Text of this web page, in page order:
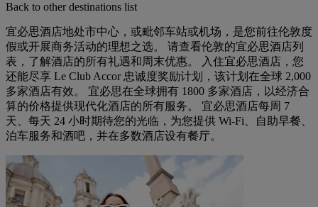
Back to other destinations list
宜必思酒店地处市中心，或毗邻车站或机场，是您前往伦敦度
假或开展商务活动的理想之选。 请查看伦敦的宜必思酒店列
表，了解酒店的所有礼遇和周末优惠。 入住宜必思酒店，您
还能尽享 Le Club Accor 忠诚度奖励计划，该计划在全球 2,000
多家酒店有效。 宜必思在全球拥有 1800 多家酒店，以经济合
算的价格提供现代化酒店的所有服务。 宜必思酒店每周 7
天、每天 24 小时期待您的光临，为您提供 Wi-Fi、自助早餐、
泊车服务和酒吧，并在多数酒店设有餐厅。